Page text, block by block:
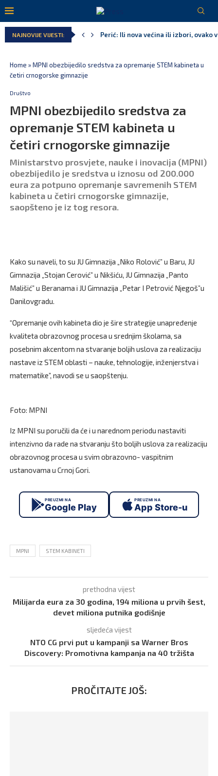
NAJNOVIJE VIJESTI:
Home »MPNI obezbijedilo sredstva za opremanje STEM kabineta u
četiri crnogorske gimnazije
Društvo
MPNI obezbijedilo sredstva za
opremanje STEM kabineta u
četiri crnogorske gimnazije
Ministarstvo prosvjete, nauke i inovacija (MPNI)
obezbijedilo je sredstva u iznosu od 200.000
eura za potpuno opremanje savremenih STEM
kabineta u četiri crnogorske gimnazije,
saopšteno je iz tog resora.
Kako su naveli, to su JU Gimnazija „Niko Rolović” u Baru, JU
Gimnazija „Stojan Cerović” u Nikšiću, JU Gimnazija „Panto
Mališić” u Beranama i JU Gimnazija „Petar I Petrović Njegoš”u
Danilovgradu.
“Opremanje ovih kabineta dio je šire strategije unapređenje
kvaliteta obrazovnog procesa u srednjim školama, sa
posebnim akcentom na stvaranje boljih uslova za realizaciju
nastave iz STEM oblasti – nauke, tehnologije, inženjerstva i
matematike”, navodi se u saopštenju.
Foto: MPNI
Iz MPNI su poručili da će i u narednom periodu nastaviti
intenzivno da rade na stvaranju što boljih uslova za realizaciju
obrazovnog procesa u svim obrazovno- vaspitnim
ustanovama u Crnoj Gori.
PREUZMI NA
Google Play
PREUZMI NA
App Store-u
MPNI STEM KABINETI
prethodna vijest
Milijarda eura za 30 godina, 194 miliona u prvih šest,
devet miliona putnika godišnje
sljedeća vijest
NTO CG prvi put u kampanji sa Warner Bros
Discovery: Promotivna kampanja na 40 tržišta
PROČITAJTE JOŠ: